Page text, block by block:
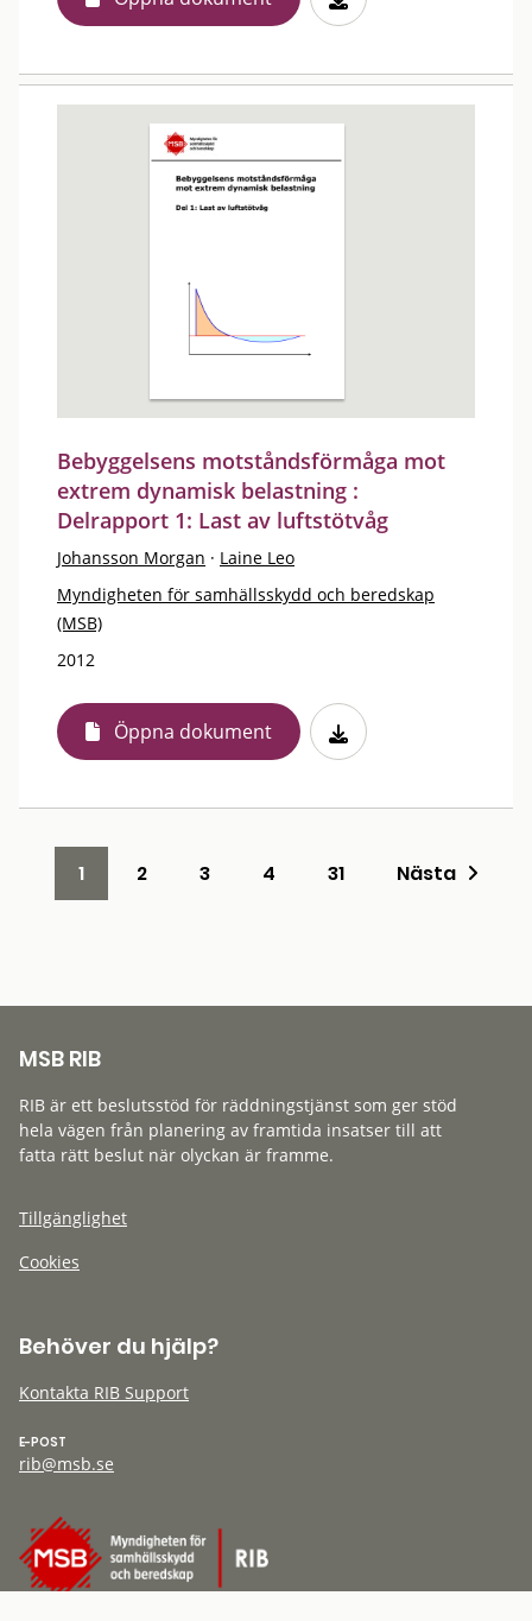
Bebyggelsens motståndsförmåga mot
extrem dynamisk belastning :
Delrapport 1: Last av luftstötvåg
Johansson Morgan · Laine Leo
Myndigheten för samhällsskydd och beredskap
(MSB)
2012
Öppna dokument
1 2 3 4 31 Nästa
MSB RIB
RIB är ett beslutsstöd för räddningstjänst som ger stöd
hela vägen från planering av framtida insatser till att
fatta rätt beslut när olyckan är framme.
Tillgänglighet
Cookies
Behöver du hjälp?
Kontakta RIB Support
E-POST
rib@msb.se